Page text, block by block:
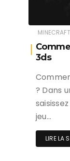
MINECRAFT
3ds
? Dans
jeu…
LIRE LA